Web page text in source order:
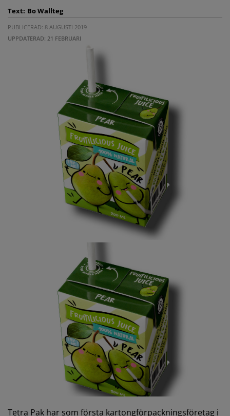
Text: Bo Wallteg
PUBLICERAD: 8 AUGUSTI 2019
UPPDATERAD: 21 FEBRUARI
Tetra Pak har som första kartongförpackningsföretag i